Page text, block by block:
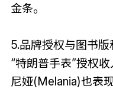
金条。
5.品牌授权与图书版
“特朗普手表”授权
尼娅(Melania)也表